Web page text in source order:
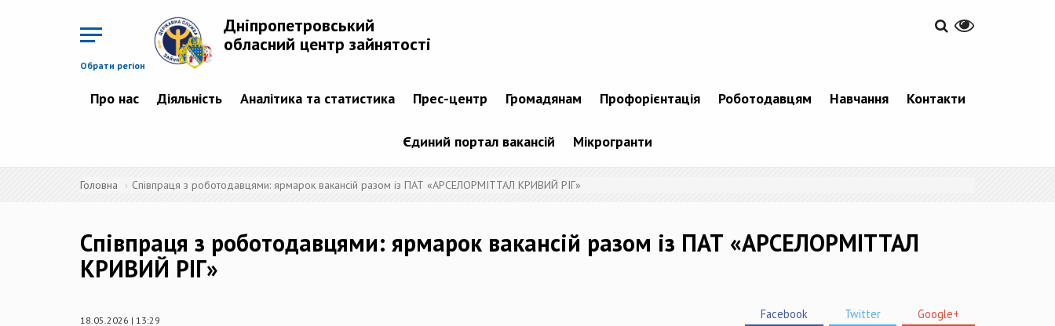
Обрати регіон
Дніпропетровський
обласний центр зайнятості
Про нас Діяльність Аналітика та статистика Прес-центр Громадянам Профорієнтація Роботодавцям Навчання Контакти
Єдиний портал вакансій Мікрогранти
Головна Співпраця з роботодавцями: ярмарок вакансій разом із ПАТ «АРСЕЛОРМІТТАЛ КРИВИЙ РІГ»
Співпраця з роботодавцями: ярмарок вакансій разом із ПАТ «АРСЕЛОРМІТТАЛ
КРИВИЙ РІГ»
18.05.2026 | 13:29 Facebook Twitter Google+